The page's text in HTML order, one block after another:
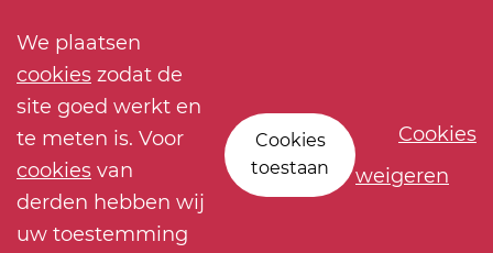
We plaatsen
cookies zodat de
site goed werkt en
te meten is. Voor
cookies van
derden hebben wij
uw toestemming
Cookies
toestaan
Cookies
weigeren